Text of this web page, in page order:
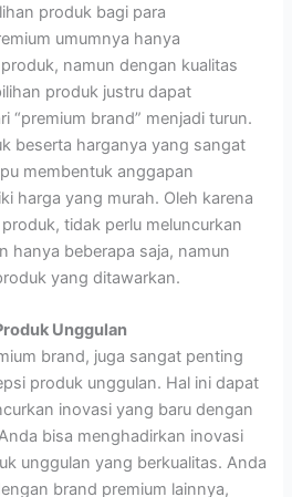
produk bagi para
umumnya hanya
namun dengan kualitas
produk justru dapat
“premium brand” menjadi turun.
beserta harganya yang sangat
membentuk anggapan
harga yang murah. Oleh karena
tidak perlu meluncurkan
hanya beberapa saja, namun
yang ditawarkan.
Unggulan
brand, juga sangat penting
produk unggulan. Hal ini dapat
inovasi yang baru dengan
bisa menghadirkan inovasi
unggulan yang berkualitas. Anda
brand premium lainnya,